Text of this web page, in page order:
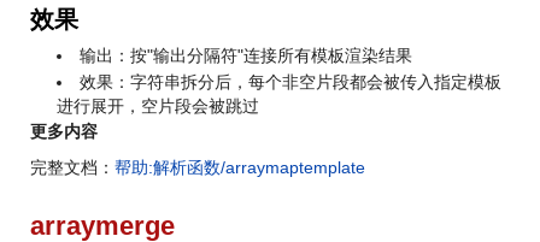
效果
输出：按"输出分隔符"连接所有模板渲染结果
效果：字符串拆分后，每个非空片段都会被传入指定模板
进行展开，空片段会被跳过
更多内容
完整文档： 帮助:解析函数/arraymaptemplate
arraymerge